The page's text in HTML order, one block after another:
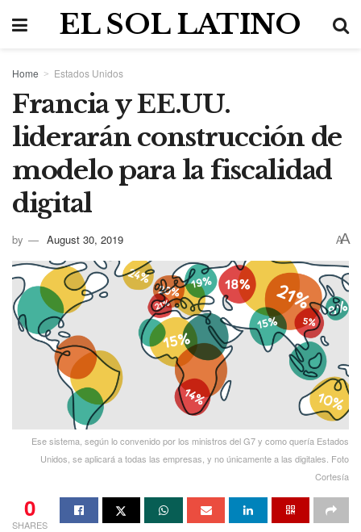
EL SOL LATINO
Home Estados Unidos
Francia y EE.UU.
liderarán construcción de
modelo para la fiscalidad
digital
by August 30, 2019 AA
Ese sistema, según lo convenido por los ministros del G7 y como quería Estados
Unidos, se aplicará a todas las empresas, y no únicamente a las digitales. Foto
Cortesía
0
SHARES